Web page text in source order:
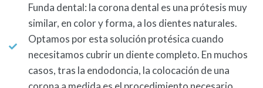
Funda dental: la corona dental es una prótesis muy
similar, en color y forma, a los dientes naturales.
Optamos por esta solución protésica cuando
necesitamos cubrir un diente completo. En muchos
casos, tras la endodoncia, la colocación de una